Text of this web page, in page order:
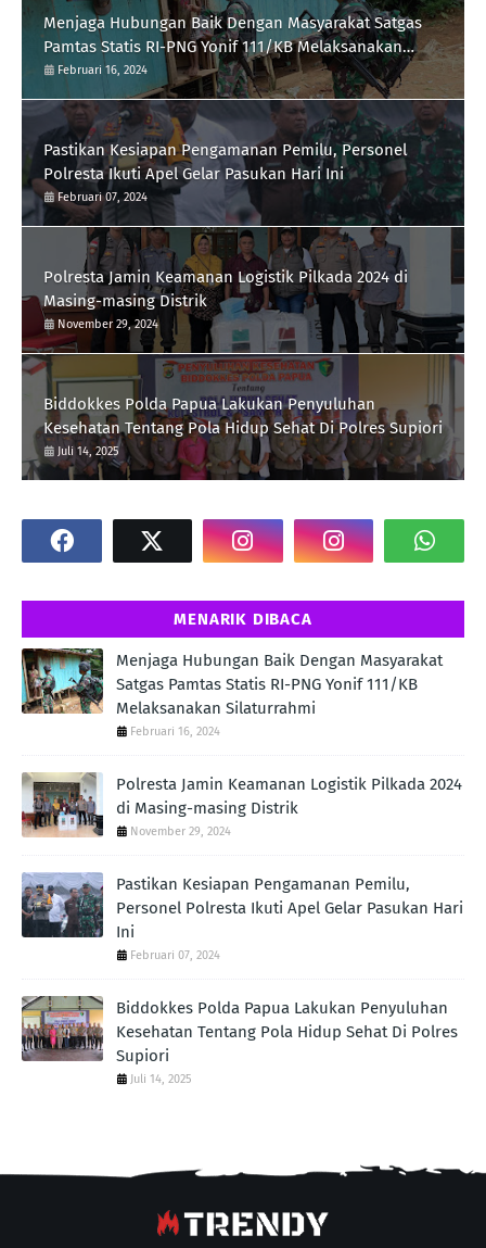
Menjaga Hubungan Baik Dengan Masyarakat Satgas
Pamtas Statis RI-PNG Yonif 111/KB Melaksanakan
Silaturrahmi
Februari 16, 2024
Pastikan Kesiapan Pengamanan Pemilu, Personel
Polresta Ikuti Apel Gelar Pasukan Hari Ini
Februari 07, 2024
Polresta Jamin Keamanan Logistik Pilkada 2024 di
Masing-masing Distrik
November 29, 2024
Biddokkes Polda Papua Lakukan Penyuluhan
Kesehatan Tentang Pola Hidup Sehat Di Polres Supiori
Juli 14, 2025
MENARIK DIBACA
Menjaga Hubungan Baik Dengan Masyarakat
Satgas Pamtas Statis RI-PNG Yonif 111/KB
Melaksanakan Silaturrahmi
Februari 16, 2024
Polresta Jamin Keamanan Logistik Pilkada 2024
di Masing-masing Distrik
November 29, 2024
Pastikan Kesiapan Pengamanan Pemilu,
Personel Polresta Ikuti Apel Gelar Pasukan Hari
Ini
Februari 07, 2024
Biddokkes Polda Papua Lakukan Penyuluhan
Kesehatan Tentang Pola Hidup Sehat Di Polres
Supiori
Juli 14, 2025